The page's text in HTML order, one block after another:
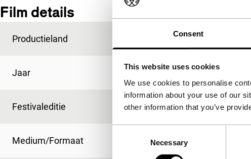
Consent
This website uses cookies
We use cookies to personalise
information about your use of our
other information that you’ve
Necessary
Film details
Productieland Verenigde Staten
Jaar 2004
Festivaleditie IFFR 2005
Medium/Formaat